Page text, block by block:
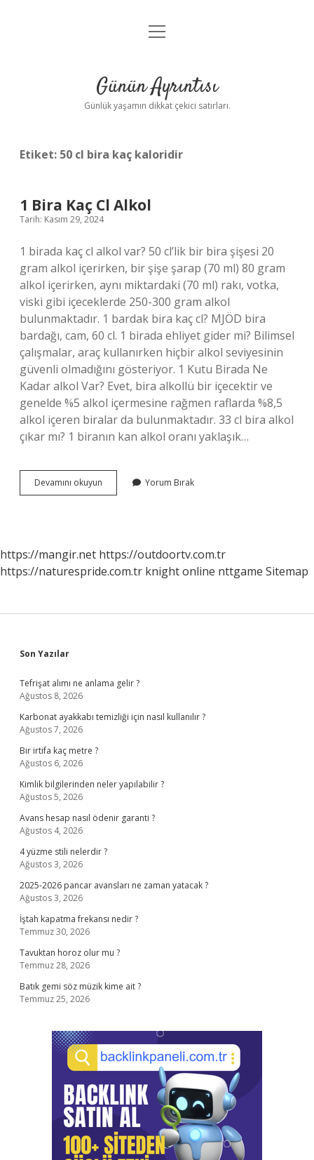
Anasayfa
Yasal Uyarı
menüyü
Günün Ayrıntısı
Günlük yaşamın dikkat çekici satırları.
Etiket: 50 cl bira kaç kaloridir
1 Bira Kaç Cl Alkol
Tarih: Kasım 29, 2024
1 birada kaç cl alkol var? 50 cl’lik bir bira şişesi 20
gram alkol içerirken, bir şişe şarap (70 ml) 80 gram
alkol içerirken, aynı miktardaki (70 ml) rakı, votka,
viski gibi içeceklerde 250-300 gram alkol
bulunmaktadır. 1 bardak bira kaç cl? MJÖD bira
bardağı, cam, 60 cl. 1 birada ehliyet gider mi? Bilimsel
çalışmalar, araç kullanırken hiçbir alkol seviyesinin
güvenli olmadığını gösteriyor. 1 Kutu Birada Ne
Kadar alkol Var? Evet, bira alkollü bir içecektir ve
genelde %5 alkol içermesine rağmen raflarda %8,5
alkol içeren biralar da bulunmaktadır. 33 cl bira alkol
çıkar mı? 1 biranın kan alkol oranı yaklaşık…
Devamını okuyun
Bira
Yorum Bırak
https://mangir.net https://outdoortv.com.tr
https://naturespride.com.tr knight online nttgame Sitemap
Sidebar
Son Yazılar
Tefrişat alımı ne anlama gelir ?
Ağustos 8, 2026
Karbonat ayakkabı temizliği için nasıl kullanılır ?
Ağustos 7, 2026
Bir irtifa kaç metre ?
Ağustos 6, 2026
Kimlik bilgilerinden neler yapılabilir ?
Ağustos 5, 2026
Avans hesap nasıl ödenir garanti ?
Ağustos 4, 2026
4 yüzme stili nelerdir ?
Ağustos 3, 2026
2025-2026 pancar avansları ne zaman yatacak ?
Ağustos 3, 2026
İştah kapatma frekansı nedir ?
Temmuz 30, 2026
Tavuktan horoz olur mu ?
Temmuz 28, 2026
Batık gemi söz müzik kime ait ?
Temmuz 25, 2026